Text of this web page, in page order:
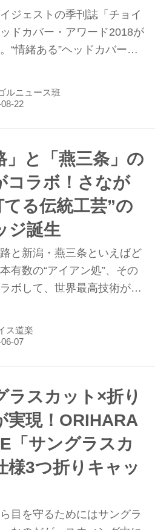
ジェストの季刊誌「チョイ
ドカバー・アワード2018が
“情緒ある”ヘッドカバーを
。優秀作品に選ばれるとあ
ルニュース班
」と「燕三条」の
コラボ！さなが
てる伝統工芸”の
ジ誕生
と新潟・燕三条といえばど
有数の“アイアン処”、その
ボして、世界最高技術が詰
ス道楽
ラスカット×折り
実現！ORIHARA
「サングラスカ
様3つ折りキャッ
目を守るためにはサングラ